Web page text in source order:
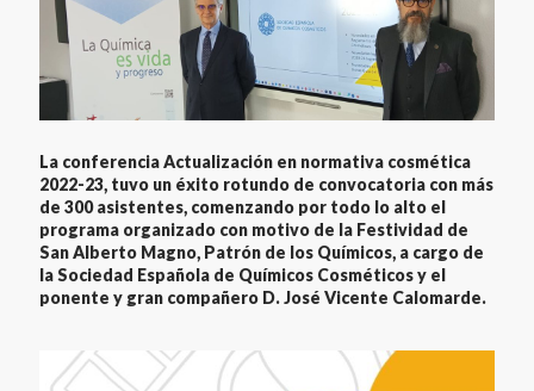
La conferencia Actualización en normativa cosmética
2022-23, tuvo un éxito rotundo de convocatoria con más
de 300 asistentes, comenzando por todo lo alto el
programa organizado con motivo de la Festividad de
San Alberto Magno, Patrón de los Químicos, a cargo de
la Sociedad Española de Químicos Cosméticos y el
ponente y gran compañero D. José Vicente Calomarde.